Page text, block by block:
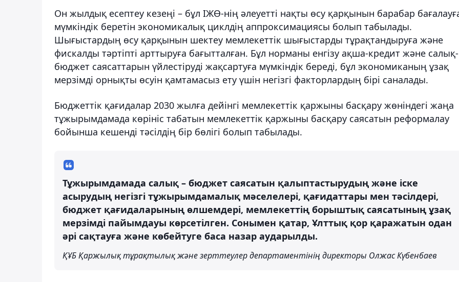
Он жылдық есептеу кезеңі – бұл ІЖӨ-нің әлеуетті нақты өсу қарқынын барабар
мүмкіндік беретін экономикалық циклдің аппроксимациясы болып табылады.
Шығыстардың өсу қарқынын шектеу мемлекеттік шығыстарды тұрақтандыруға және
фискалды тәртіпті арттыруға бағытталған. Бұл норманы енгізу ақша-кредит және салық-
бюджет саясаттарын үйлестіруді жақсартуға мүмкіндік береді, бұл экономиканың ұзақ
мерзімді орнықты өсуін қамтамасыз ету үшін негізгі факторлардың бірі саналады.
Бюджеттік қағидалар 2030 жылға дейінгі мемлекеттік қаржыны басқару жөніндегі жаңа
тұжырымдамада көрініс табатын мемлекеттік қаржыны басқару саясатын реформалау
бойынша кешенді тәсілдің бір бөлігі болып табылады.
Тұжырымдамада салық – бюджет саясатын қалыптастырудың және іске
асырудың негізгі тұжырымдамалық мәселелері, қағидаттары мен тәсілдері,
бюджет қағидаларының өлшемдері, мемлекеттің борыштық саясатының ұзақ
мерзімді пайымдауы көрсетілген. Сонымен қатар, Ұлттық қор қаражатын одан
әрі сақтауға және көбейтуге баса назар аударылды.
ҚҰБ Қаржылық тұрақтылық және зерттеулер департаментінің директоры Олжас Күбенбаев